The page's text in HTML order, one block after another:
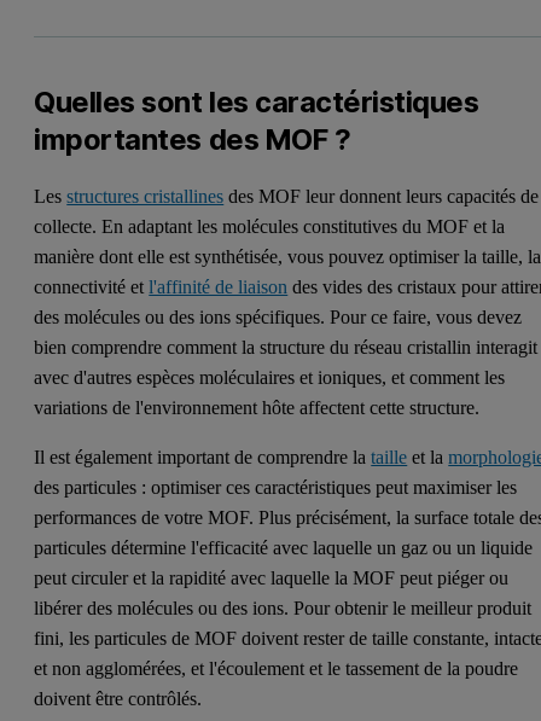
Quelles sont les caractéristiques
importantes des MOF ?
Lesstructures cristallines des MOF leur donnent leurs capacités de
collecte. En adaptant les molécules constitutives du MOF et la
manière dont elle est synthétisée, vous pouvez optimiser la taille, la
connectivité etl'affinité de liaison des vides des cristaux pour
des molécules ou des ions spécifiques. Pour ce faire, vous devez
bien comprendre comment la structure du réseau cristallin interagit
avec d'autres espèces moléculaires et ioniques, et comment les
variations de l'environnement hôte affectent cette structure.
Il est également important de comprendre lataille et la
des particules : optimiser ces caractéristiques peut maximiser les
performances de votre MOF. Plus précisément, la surface totale
particules détermine l'efficacité avec laquelle un gaz ou un liquide
peut circuler et la rapidité avec laquelle la MOF peut piéger ou
libérer des molécules ou des ions. Pour obtenir le meilleur produit
fini, les particules de MOF doivent rester de taille constante,
et non agglomérées, et l'écoulement et le tassement de la poudre
doivent être contrôlés.